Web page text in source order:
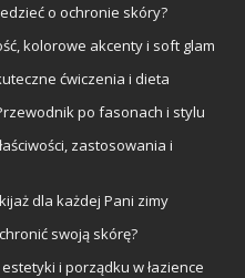
o ochronie skóry?
kolorowe akcenty i soft glam
ćwiczenia i dieta
po fasonach i stylu
zastosowania i
dla każdej Pani zimy
swoją skórę?
i porządku w łazience